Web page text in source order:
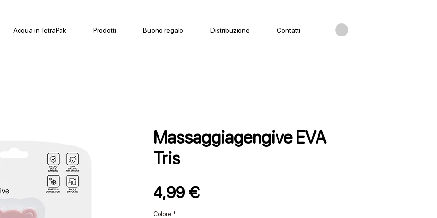
Acqua in TetraPak Prodotti Buono regalo Distribuzione Contatti
Massaggiagengive EVA
Tris
4,99 €
Colore *